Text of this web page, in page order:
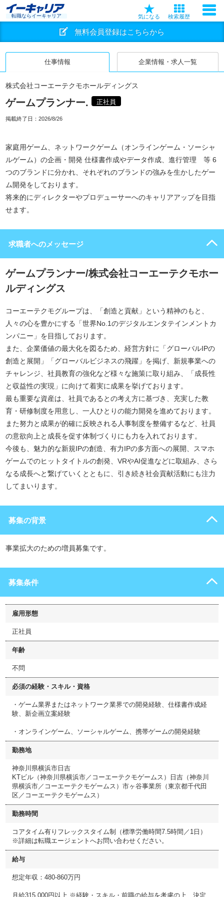
転職ならイーキャリア 気になる 検索履歴
無料会員登録はこちらから
仕事情報 企業情報・求人一覧
株式会社コーエーテクモホールディングス
ゲームプランナー. 正社員
掲載終了日： 2026/8/26
家庭用ゲーム、ネットワークゲーム（オンラインゲーム・ソーシャ
ルゲーム）の企画・開発 仕様書作成やデータ作成、進行管理 等 6
つのブランドに分かれ、それぞれのブランドの強みを生かしたゲー
ム開発をしております。
将来的にディレクターやプロデューサーへのキャリアアップを目指
せます。
求職者へのメッセージ
ゲームプランナー/株式会社コーエーテクモホー
ルディングス
コーエーテクモグループは、「創造と貢献」という精神のもと、
人々の心を豊かにする「世界No.1のデジタルエンタテインメントカ
ンパニー」を目指しております。
また、企業価値の最大化を図るため、経営方針に「グローバルIPの
創造と展開」「グローバルビジネスの飛躍」を掲げ、新規事業への
チャレンジ、社員教育の強化など様々な施策に取り組み、「成長性
と収益性の実現」に向けて着実に成果を挙げております。
最も重要な資産は、社員であるとの考え方に基づき、充実した教
育・研修制度を用意し、一人ひとりの能力開発を進めております。
また努力と成果が的確に反映される人事制度を整備するなど、社員
の意欲向上と成長を促す体制づくりにも力を入れております。
今後も、魅力的な新規IPの創造、有力IPの多方面への展開、スマホ
ゲームでのヒットタイトルの創発、VRやAI促進などに取組み、さら
なる成長へと繋げていくとともに、引き続き社会貢献活動にも注力
してまいります。
募集の背景
事業拡大のための増員募集です。
募集条件
雇用形態
正社員
年齢
不問
必須の経験・スキル・資格
・ゲーム業界またはネットワーク業界での開発経験、仕様書作成経
験、新企画立案経験
・オンラインゲーム、ソーシャルゲーム、携帯ゲームの開発経験
勤務地
神奈川県横浜市日吉
KTビル（神奈川県横浜市／コーエーテクモゲームス）日吉（神奈川
県横浜市／コーエーテクモゲームス）市ヶ谷事業所（東京都千代田
区／コーエーテクモゲームス）
勤務時間
コアタイム有りフレックスタイム制（標準労働時間7.5時間／1日）
※詳細は転職エージェントへお問い合わせください。
給与
想定年収：480-860万円
月給315,000円以上 ※経験・スキル・前職の給与を考慮の上、決定